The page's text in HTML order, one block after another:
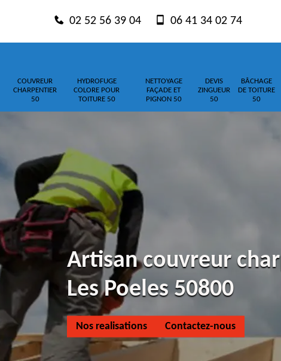
02 52 56 39 04 06 41 34 02 74
COUVREUR
CHARPENTIER
50
HYDROFUGE
COLORE POUR
TOITURE 50
NETTOYAGE
FAÇADE ET
PIGNON 50
DEVIS
ZINGUEUR
50
BÂCHAGE
DE TOITURE
50
Artisan couvreur
Les Poeles 50800
Nos realisations Contactez-nous